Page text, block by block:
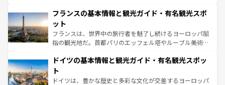
なお、新着のイタリア情報はコンテンツ一覧を参照してほ
しい。
文化が根付くこの国では、情熱的なフラメンコ、熱気あふ
れる闘牛、そして美味しいタパスが生活の一部となってい
る。首都マドリードの洗練された雰囲気や、バルセロナの
アートに溢れた街角から、地方では古代ローマ遺跡や中世
せる。地方によって風土や気候が異なるスペインはその個
ンテンツ一覧 を参照してほしい。
フランスの基本情報と観光ガイド・有名観光スポ
ット
フランスは、世界中の旅行者を魅了し続けるヨーロッパ屈
指の観光地だ。首都パリのエッフェル塔やルーブル美術館
で、幅広い魅力が詰まっている。華麗な宮殿、歴史的な大
聖堂、美しいビーチ、そして豊かな自然が、訪れる者を心
から魅了する。また、フランスは美食の国としても知ら
ドイツの基本情報と観光ガイド・有名観光スポッ
ト
ドイツは、豊かな歴史と多彩な文化が交差するヨーロッパ